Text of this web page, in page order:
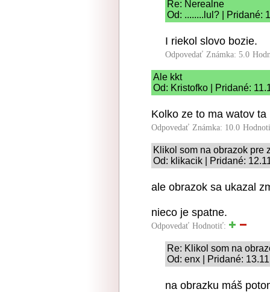
Re: Nerealne
Od: ........lul? | Pridané:
I riekol slovo bozie.
Odpovedať Známka: 5.0
Ale kkt
Od: Kristofko | Pridané:
Kolko ze to ma watov
Odpovedať Známka: 10.0
Klikol som na obrazok pre
Od: klikacik | Pridané:
ale obrazok sa ukazal
nieco je spatne.
Odpovedať Hodnotiť:
Re: Klikol som na
Od: enx | Pridané:
na obrazku máš